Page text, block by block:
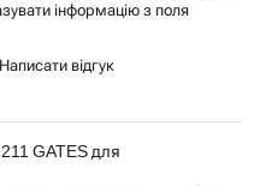
інформацію з поля
Написати відгук
GATES для